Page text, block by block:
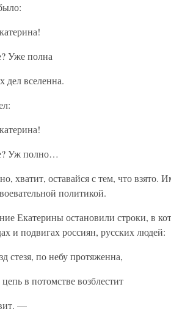
Уже полна
дел вселенна.
Уж полно…
хватит, оставайся с тем, что взято.
политикой.
Екатерины остановили строки, в
и подвигах россиян, русских людей:
стезя, по небу протяженна,
в потомстве возблестит
—